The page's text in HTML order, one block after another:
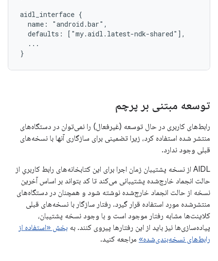
aidl_interface {
  name: "android.bar",
  defaults: ["my.aidl.latest-ndk-shared"],
  ...
توسعه مبتنی بر پرچم
رابط‌های کاربری در حال توسعه (غیرفعال) را نمی‌توان در دستگاه‌های
منتشر شده استفاده کرد، زیرا تضمینی برای سازگاری آنها با نسخه‌های
قبلی وجود ندارد.
AIDL از نسخه پشتیبان زمان اجرا برای این کتابخانه‌های رابط کاربریِ از
حالت انجماد خارج‌شده پشتیبانی می‌کند تا کد بتواند بر اساس آخرین
نسخه از حالت انجماد خارج‌شده نوشته شود و همچنان در دستگاه‌های
منتشرشده مورد استفاده قرار گیرد. رفتار سازگار با نسخه‌های قبلی
کلاینت‌ها مشابه رفتار موجود است و با وجود نسخه پشتیبان،
پیاده‌سازی‌ها نیز باید از این رفتارها پیروی کنند. به بخش «استفاده از
رابط‌های نسخه‌بندی‌شده» مراجعه کنید.